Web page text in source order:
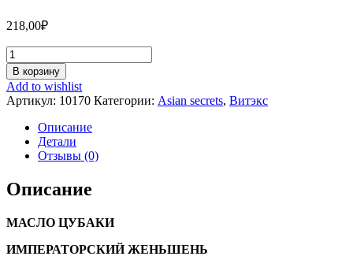
218,00₽
Количество
БАЛЬЗАМ
для
волос
«РОСКОШНОЕ
СИЯНИЕ
ГЛАДКОСТЬ»
В корзину
Add to wishlist
Артикул: 10170 Категории: Asian seсrets, Витэкс
Описание
Детали
Отзывы (0)
Описание
МАСЛО ЦУБАКИ
ИМПЕРАТОРСКИЙ ЖЕНЬШЕНЬ